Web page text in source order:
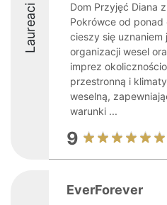
Laureaci
Dom Przyjęć Diana
Pokrówce od
cieszy się uznaniem
organizacji wesel
imprez
przestronną i
weselną,
warunki ...
9
EverForever